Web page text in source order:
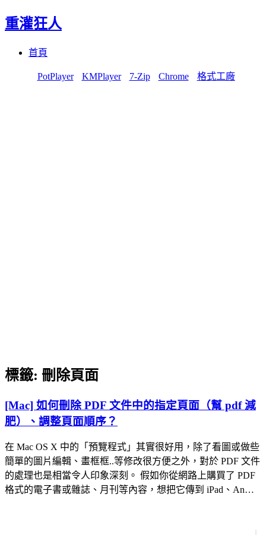
重灌狂人
首頁
PotPlayer KMPlayer 7-Zip Chrome 格式工廠
標籤: 刪除頁面
[Mac] 如何刪除 PDF 文件中的指定頁面（幫 pdf 減
肥）、調整頁面順序？
在 Mac OS X 中的「預覽程式」其實很好用，除了看圖或做些
簡單的圖片編輯、畫框框..等修改很方便之外，對於 PDF 文件
的處理也是相當令人印象深刻。 假如你從網路上購買了 PDF
格式的電子書或雜誌、月刊等內容，想把它傳到 iPad、An…